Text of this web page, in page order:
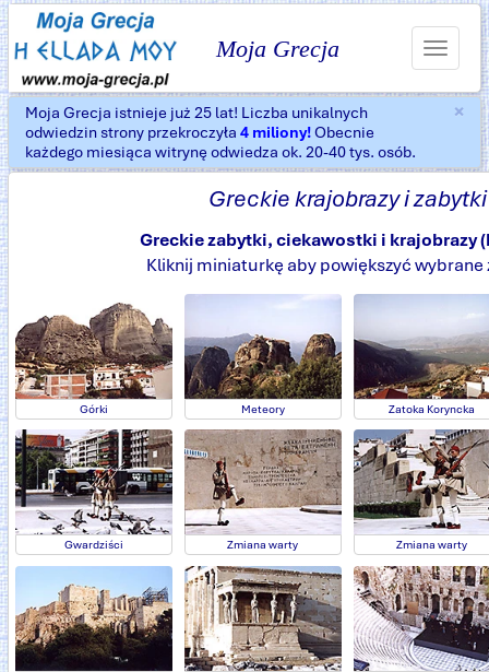
Moja Grecja
Toggle
×
Moja Grecja istnieje już 25 lat! Liczba unikalnych
odwiedzin strony przekroczyła 4 miliony!Obecnie
każdego miesiąca witrynę odwiedza ok. 20-40 tys. osób.
Greckie krajobrazy i zabytki
Greckie zabytki, ciekawostki i krajobrazy
Kliknij miniaturkę aby powiększyć wybrane
Górki Meteory Zatoka Koryncka
Gwardziści Zmiana warty Zmiana warty